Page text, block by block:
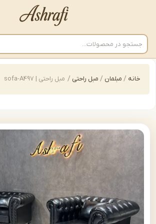
مبلمان/مبل راحتی / مبل راحتی | sofa-A497